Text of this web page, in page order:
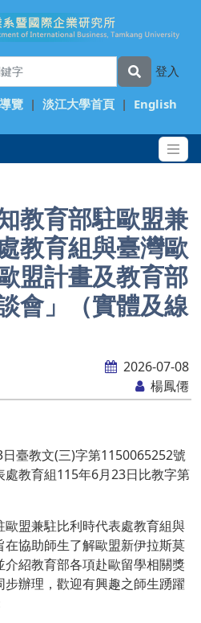
登入
覽 | 淡江大學首頁 | English
教育部駐歐盟兼
教育組與臺灣歐
盟計畫及教育部
會」（實體及線
2026-07-08
楊鳳僊
臺教文(三)字第1150065252號
教育組115年6月23日比教字第
盟兼駐比利時代表處教育組與
協助師生了解歐盟新伊拉斯莫
紹教育部各項赴歐留學相關獎
辦理，歡迎有興趣之師生踴躍